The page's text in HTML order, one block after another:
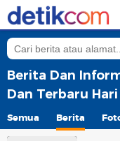
Berita Dan
Dan Terbaru
Semua Berita